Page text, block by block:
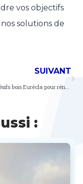
vos objectifs
solutions de
SUIVANT
Films adhésifs bois Eurécla pour rénover votre mobilier
: